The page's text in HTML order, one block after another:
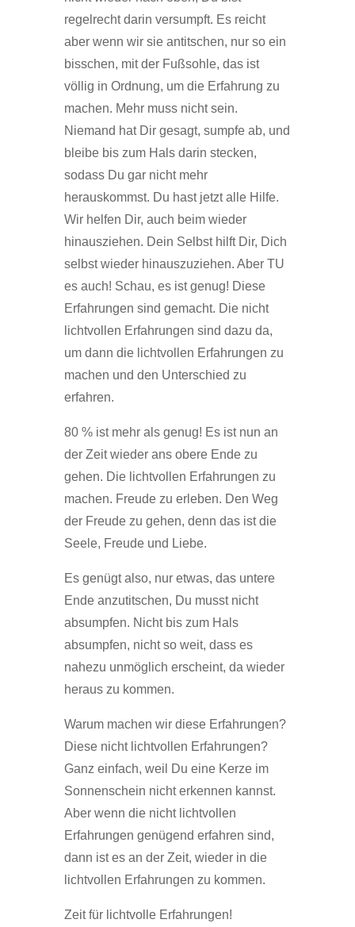
regelrecht darin versumpft. Es reicht
aber wenn wir sie antitschen, nur so ein
bisschen, mit der Fußsohle, das ist
völlig in Ordnung, um die Erfahrung zu
machen. Mehr muss nicht sein.
Niemand hat Dir gesagt, sumpfe ab, und
bleibe bis zum Hals darin stecken,
sodass Du gar nicht mehr
herauskommst. Du hast jetzt alle Hilfe.
Wir helfen Dir, auch beim wieder
hinausziehen. Dein Selbst hilft Dir, Dich
selbst wieder hinauszuziehen. Aber TU
es auch! Schau, es ist genug! Diese
Erfahrungen sind gemacht. Die nicht
lichtvollen Erfahrungen sind dazu da,
um dann die lichtvollen Erfahrungen zu
machen und den Unterschied zu
erfahren.
80 % ist mehr als genug! Es ist nun an
der Zeit wieder ans obere Ende zu
gehen. Die lichtvollen Erfahrungen zu
machen. Freude zu erleben. Den Weg
der Freude zu gehen, denn das ist die
Seele, Freude und Liebe.
Es genügt also, nur etwas, das untere
Ende anzutitschen, Du musst nicht
absumpfen. Nicht bis zum Hals
absumpfen, nicht so weit, dass es
nahezu unmöglich erscheint, da wieder
heraus zu kommen.
Warum machen wir diese Erfahrungen?
Diese nicht lichtvollen Erfahrungen?
Ganz einfach, weil Du eine Kerze im
Sonnenschein nicht erkennen kannst.
Aber wenn die nicht lichtvollen
Erfahrungen genügend erfahren sind,
dann ist es an der Zeit, wieder in die
lichtvollen Erfahrungen zu kommen.
Zeit für lichtvolle Erfahrungen!